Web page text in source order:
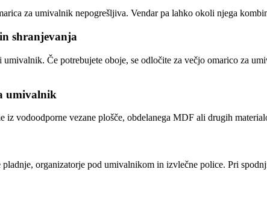
za umivalnik nepogrešljiva. Vendar pa lahko okoli njega
shranjevanja
Če potrebujete oboje, se odločite za večjo omarico za
umivalnik
vodoodporne vezane plošče, obdelanega MDF ali drugih
organizatorje pod umivalnikom in izvlečne police. Pri